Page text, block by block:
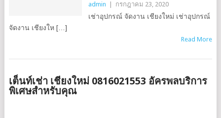
admin กรกฎาคม 23, 2020
เช่าอุปกรณ์ จัดงาน เชียงใหม่ เช่าอุปกรณ์
จัดงาน เชียงให […]
Read More
เต็นท์เช่า เชียงใหม่ 0816021553 อัครพลบริการ
พิเศษสำหรับคุณ